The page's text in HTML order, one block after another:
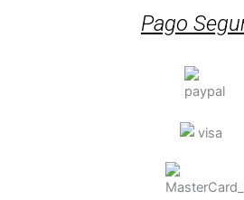
Pago